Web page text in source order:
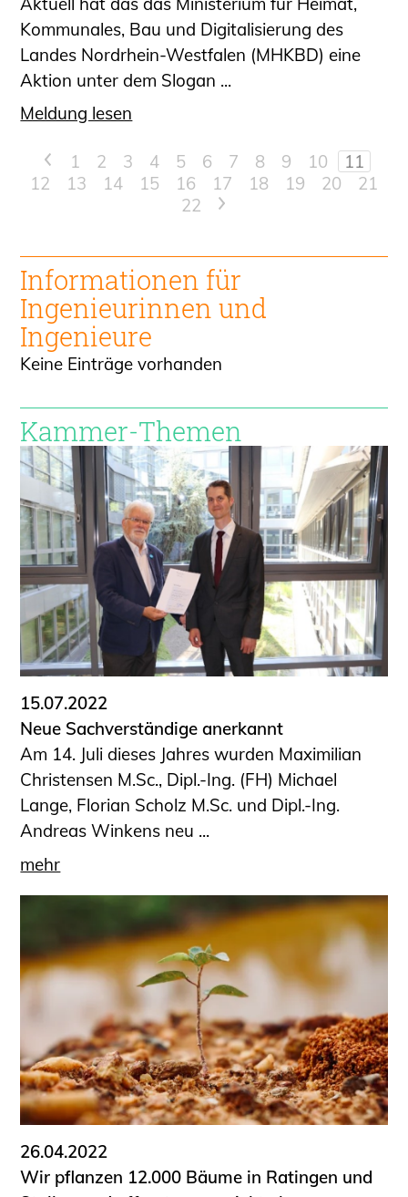
Kommunales, Bau und Digitalisierung des
Landes Nordrhein-Westfalen (MHKBD) eine
Aktion unter dem Slogan ...
Meldung lesen
< 1 2 3 4 5 6 7 8 9 10
11
12
13 14 15 16 17 18 19 20
21
22
>
Informationen für
Ingenieurinnen und
Ingenieure
Keine Einträge vorhanden
Kammer-Themen
15.07.2022
Neue Sachverständige anerkannt
Am 14. Juli dieses Jahres wurden Maximilian
Christensen M.Sc., Dipl.-Ing. (FH) Michael
Lange, Florian Scholz M.Sc. und Dipl.-Ing.
Andreas Winkens neu ...
mehr
26.04.2022
Wir pflanzen 12.000 Bäume in Ratingen und